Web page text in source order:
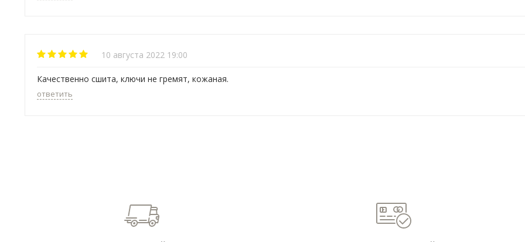
10 августа 2022 19:00
Качественно сшита, ключи не гремят, кожаная.
ответить